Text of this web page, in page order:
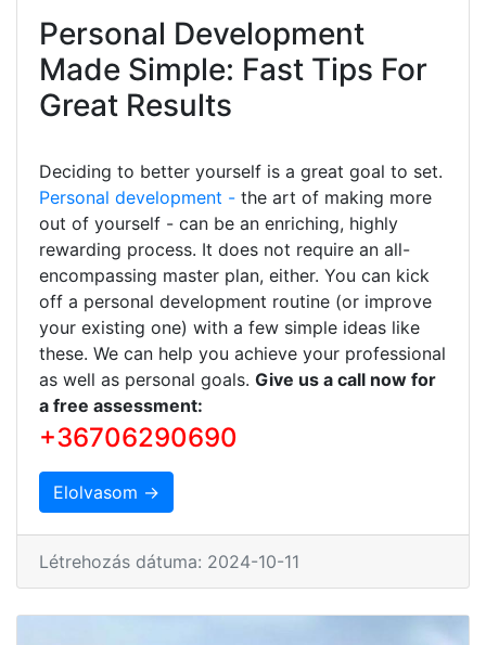
Personal Development
Made Simple: Fast Tips For
Great Results
Deciding to better yourself is a great goal to set.
Personal development - the art of making more
out of yourself - can be an enriching, highly
rewarding process. It does not require an all-
encompassing master plan, either. You can kick
off a personal development routine (or improve
your existing one) with a few simple ideas like
these. We can help you achieve your professional
as well as personal goals. Give us a call now for
a free assessment:
+36706290690
Elolvasom →
Létrehozás dátuma: 2024-10-11